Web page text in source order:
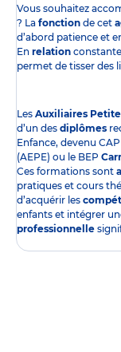
Vous souhaitez
? La fonction de cet
d’abord patience et
En relation
permet de tisser des
Les Auxiliaires
d’un des diplômes
Enfance, devenu
(AEPE) ou le BEP
Ces formations sont
pratiques et cours
d’acquérir les
enfants et intégrer
professionnelle